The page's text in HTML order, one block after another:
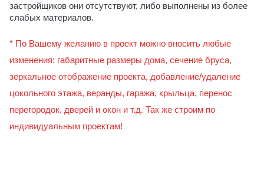
застройщиков они отсутствуют, либо выполнены из более
слабых материалов.
* По Вашему желанию в проект можно вносить любые
изменения: габаритные размеры дома, сечение бруса,
зеркальное отображение проекта, добавление/удаление
цокольного этажа, веранды, гаража, крыльца, перенос
перегородок, дверей и окон и т.д. Так же строим по
индивидуальным проектам!